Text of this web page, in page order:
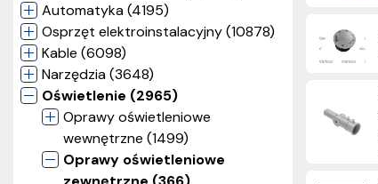
Automatyka (4195)
Osprzęt elektroinstalacyjny (10878)
Kable (6098)
Narzędzia (3648)
Oświetlenie (2965)
Oprawy oświetleniowe
wewnętrzne (1499)
Oprawy oświetleniowe